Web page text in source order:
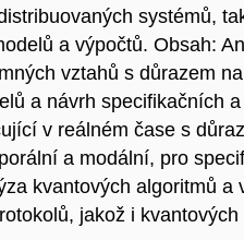
systémů,
a výpočtů. Obsah:
vztahů s důrazem
a návrh specifikačních
v reálném čase s
a modální, pro
kvantových algoritmů a
jakož i